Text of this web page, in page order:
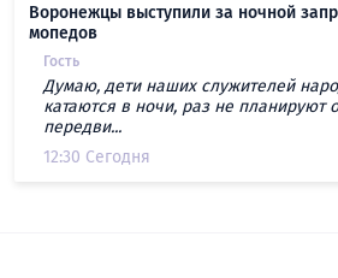
Воронежцы выступили за ночной
мопедов
Гость
Думаю, дети наших служителей
катаются в ночи, раз не планируют
передви...
12:30 Сегодня